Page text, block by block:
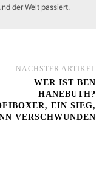
der Welt passiert.
NÄCHSTER ARTIKEL
WER IST BEN
HANEBUTH?
EIN SIEG,
VERSCHWUNDEN